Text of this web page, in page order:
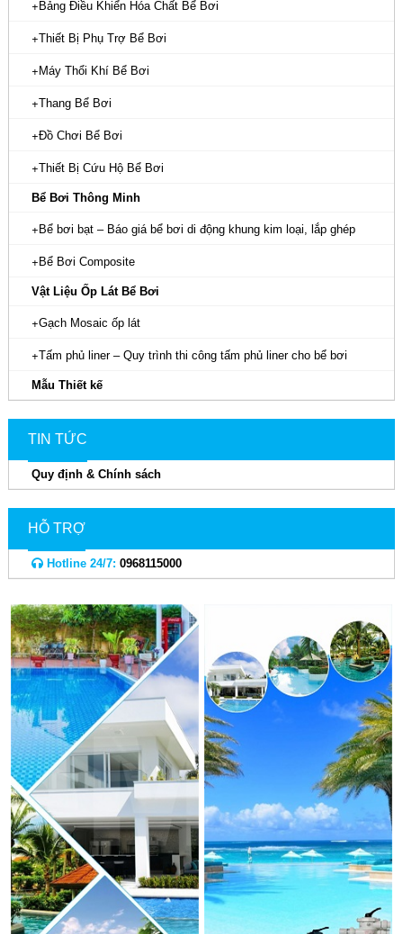
Bảng Điều Khiển Hóa Chất Bể Bơi
Thiết Bị Phụ Trợ Bể Bơi
Máy Thổi Khí Bể Bơi
Thang Bể Bơi
Đồ Chơi Bể Bơi
Thiết Bị Cứu Hộ Bể Bơi
Bể Bơi Thông Minh
Bể bơi bạt – Báo giá bể bơi di động khung kim loại, lắp ghép
Bể Bơi Composite
Vật Liệu Ốp Lát Bể Bơi
Gạch Mosaic ốp lát
Tấm phủ liner – Quy trình thi công tấm phủ liner cho bể bơi
Mẫu Thiết kế
TIN TỨC
Quy định & Chính sách
HỖ TRỢ
Hotline 24/7: 0968115000